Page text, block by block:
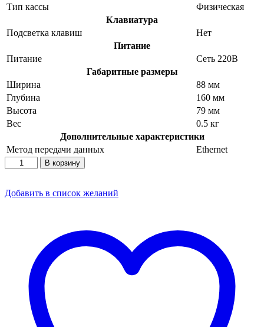
Тип кассы
Физическая
Клавиатура
Подсветка клавиш
Нет
Питание
Питание
Сеть 220В
Габаритные размеры
Ширина
88 мм
Глубина
160 мм
Высота
79 мм
Вес
0.5 кг
Дополнительные характеристики
Метод передачи данных
Ethernet
Количество
товара
лайн
В корзину
Добавить в список желаний